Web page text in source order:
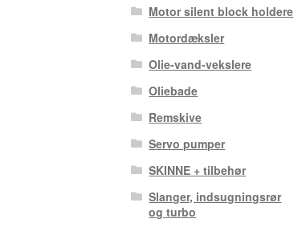
Motor silent block holdere
Motordæksler
Olie-vand-vekslere
Oliebade
Remskive
Servo pumper
SKINNE + tilbehør
Slanger, indsugningsrør
og turbo